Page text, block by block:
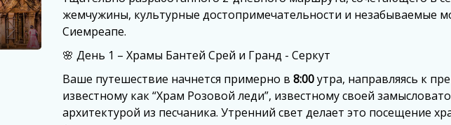
жемчужины, культурные достопримечательности и незабываемые
Сиемреапе.
🌸 День 1 – Храмы Бантей Срей и Гранд - Серкут
Ваше путешествие начнется примерно в 8:00утра, направляясь к
известному как “Храм Розовой леди”, известному своей
архитектурой из песчаника. Утренний свет делает это посещение